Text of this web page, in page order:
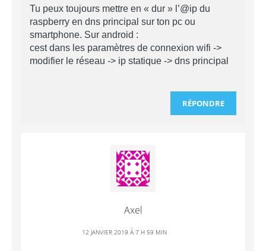
Tu peux toujours mettre en « dur » l’@ip du
raspberry en dns principal sur ton pc ou
smartphone. Sur android :
cest dans les paramètres de connexion wifi ->
modifier le réseau -> ip statique -> dns principal
RÉPONDRE
Axel
12 JANVIER 2019 Á 7 H 59 MIN